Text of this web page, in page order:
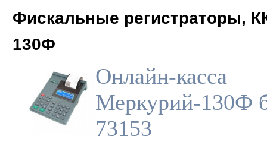
Фискальные регистраторы,
130Ф
Онлайн-касса
Меркурий-130Ф
73153